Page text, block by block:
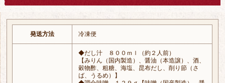
発送方法 冷凍便
◆だし汁 ８００ｍｌ（約２人前）
【みりん（国内製造）、醤油（本造譲）、酒、
穀物酢、粗糖、海塩、昆布だし、削り節（さ
ば、うるめ）】